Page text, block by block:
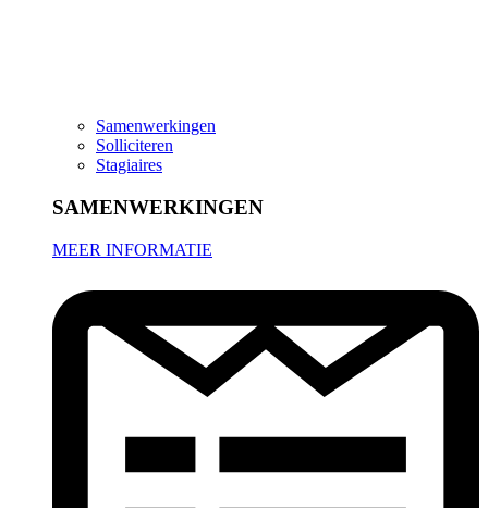
Samenwerkingen
Solliciteren
Stagiaires
SAMENWERKINGEN
MEER INFORMATIE